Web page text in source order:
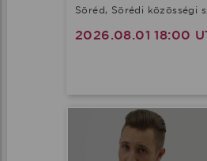
Söréd, Sörédi közösségi
2026.08.01 18:00